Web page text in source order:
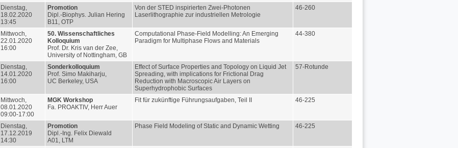
Dienstag,
18.02.2020
13:45
Promotion
Dipl.-Biophys. Julian Hering
B11, OTP
Von der STED inspirierten Zwei-Photonen
Laserlithographie zur industriellen Metrologie
46-260
Mittwoch,
22.01.2020
16:00
50. Wissenschaftliches
Kolloquium
Prof. Dr. Kris van der Zee,
University of Nottingham, GB
Computational Phase-Field Modelling: An Emerging
Paradigm for Multiphase Flows and Materials
44-380
Dienstag,
14.01.2020
16:00
Sonderkolloquium
Prof. Simo Makiharju,
UC Berkeley, USA
Effect of Surface Properties and Topology on Liquid Jet
Spreading, with implications for Frictional Drag
Reduction with Macroscopic Air Layers on
Superhydrophobic Surfaces
57-Rotunde
Mittwoch,
08.01.2020
09:00-17:00
MGK Workshop
Fa. PROAKTIV, Herr Auer
Fit für zukünftige Führungsaufgaben, Teil II 46-225
Dienstag,
17.12.2019
14:30
Promotion
Dipl.-Ing. Felix Diewald
A01, LTM
Phase Field Modeling of Static and Dynamic Wetting 46-225